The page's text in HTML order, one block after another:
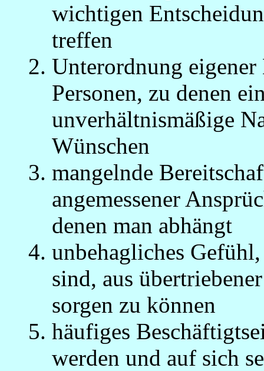
wichtigen
treffen
Unterordnung
Personen, zu denen
unverhältnismäßige
Wünschen
mangelnde
angemessener
denen man abhängt
unbehagliches
sind, aus
sorgen zu können
häufiges
werden und auf sich